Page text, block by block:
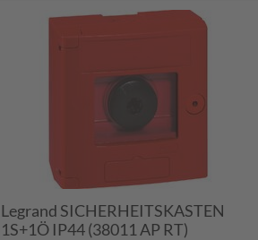
Legrand SICHERHEITSKASTEN
1S+1Ö IP44 (38011 AP RT)